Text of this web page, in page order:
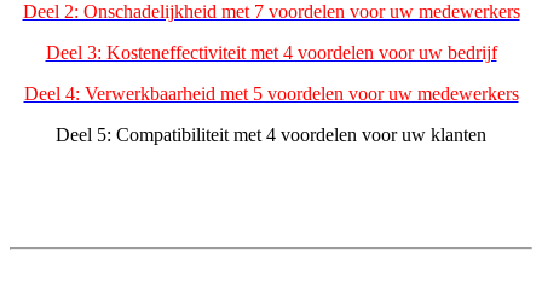
Deel 2: Onschadelijkheid met 7 voordelen voor uw medewerkers
Deel 3: Kosteneffectiviteit met 4 voordelen voor uw bedrijf
Deel 4: Verwerkbaarheid met 5 voordelen voor uw medewerkers
Deel 5: Compatibiliteit met 4 voordelen voor uw klanten